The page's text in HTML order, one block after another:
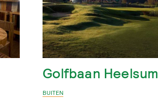
Golfbaan Heelsum
BUITEN